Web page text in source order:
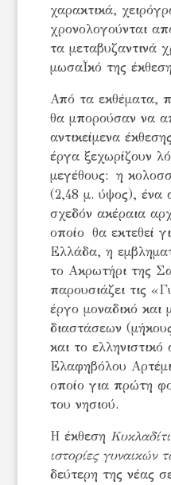
χαρακτικά,
χρονολογούνται
τα μεταβυζαντινά
μωσαΪκό της
Από τα εκθέματα,
θα μπορούσαν να
αντικείμενα
έργα ξεχωρίζουν
μεγέθους: η
(2,48 μ. ύψος), ένα
σχεδόν ακέραια
οποίο θα εκτεθεί
Ελλάδα, η
το Ακρωτήρι της
παρουσιάζει τις
έργο μοναδικό και
διαστάσεων
και το
Ελαφηβόλου
οποίο για πρώτη
του νησιού.
Η έκθεση
ιστορίες γυναικών
δεύτερη της νέας